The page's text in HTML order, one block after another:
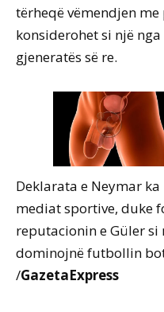
tërheqë vëmendjen
konsiderohet si një
gjeneratës së re.
Deklarata e Neymar
mediat sportive, duke
reputacionin e Güler
dominojnë futbollin
/GazetaExpress